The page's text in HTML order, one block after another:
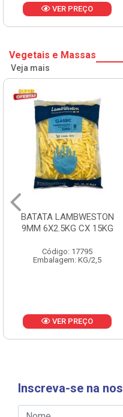
VER PREÇO
Vegetais e Massas
Veja mais
BATATA LAMBWESTON
9MM 6X2.5KG CX 15KG
Código: 17795
Embalagem: KG/2,5
VER PREÇO
Inscreva-se na